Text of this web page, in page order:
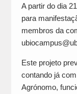
A partir do dia
para
membros da
Este projeto
contando já
Agrónomo,